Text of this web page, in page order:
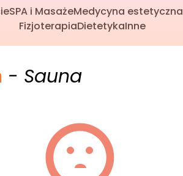
SPA i MasażeMedycyna estetyczna
FizjoterapiaDietetykaInne
- Sauna